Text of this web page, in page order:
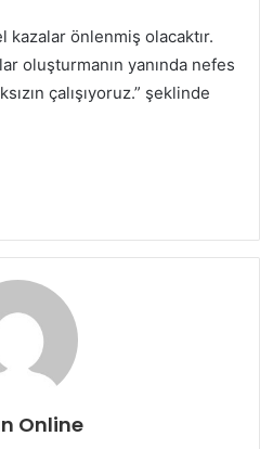
kazalar önlenmiş olacaktır.
oluşturmanın yanında nefes
çalışıyoruz.” şeklinde
Online